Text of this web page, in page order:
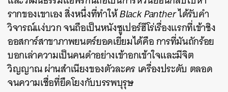
รากของเขาเอง สิ่งหนึ่งที่ทำให้Black Pantherได้รับคำ
วิจารณ์แง่บวก จนถือเป็นหนังซูเปอร์ฮีโร่เรื่องแรกที่เข้าชิง
ออสการ์สาขาภาพยนตร์ยอดเยี่ยมได้คือ การที่มันถักร้อย
บอกเล่าความเป็นคนดำอย่างเข้าอกเข้าใจและมีจิต
วิญญาณ ผ่านสำเนียงของตัวละคร เครื่องประดับ ตลอด
จนความเชื่อที่ยึดโยงกับบรรพบุรุษ